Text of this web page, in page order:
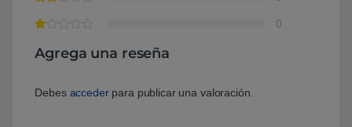
0
Agrega una reseña
Debes accederpara publicar una valoración.